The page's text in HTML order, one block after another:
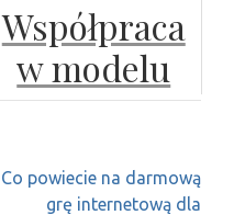
w sieci
Współpraca
w modelu
B2B
Co powiecie na darmową
grę internetową dla